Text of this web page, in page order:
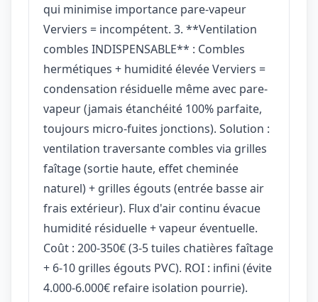
qui minimise importance pare-vapeur
Verviers = incompétent. 3. **Ventilation
combles INDISPENSABLE** : Combles
hermétiques + humidité élevée Verviers =
condensation résiduelle même avec pare-
vapeur (jamais étanchéité 100% parfaite,
toujours micro-fuites jonctions). Solution :
ventilation traversante combles via grilles
faîtage (sortie haute, effet cheminée
naturel) + grilles égouts (entrée basse air
frais extérieur). Flux d'air continu évacue
humidité résiduelle + vapeur éventuelle.
Coût : 200-350€ (3-5 tuiles chatières faîtage
+ 6-10 grilles égouts PVC). ROI : infini (évite
4.000-6.000€ refaire isolation pourrie).